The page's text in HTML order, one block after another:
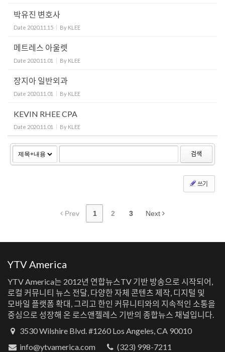
박유진 변호사
Date 2020.11.15 By KLEE
메트레스 아울렛
Date 2020.11.01 By KLEE
장지아 일반외과
Date 2020.11.01 By KLEE
KEVIN RHEE CPA
Date 2020.11.01 By KLEE
검색
쓰기
Prev 1 2 3 Next
YTV America
YTV America는 2012년 연합뉴스TV 기반 방송으로 시작되어,
로컬 커뮤니티 뉴스 전달, 다양한 자체 콘텐츠 제작, 디지털 및
모바일 플랫폼 확대, 그리고 한인 커뮤니티와의 지속적인 소통을
중심으로 성장해 온 로스앤젤레스 기반의 종합뉴스 채널입니다.
3530 Wilshire Blvd. #1260 Los Angeles, CA 90010
info@ytvamerica.com
(323) 998-7211